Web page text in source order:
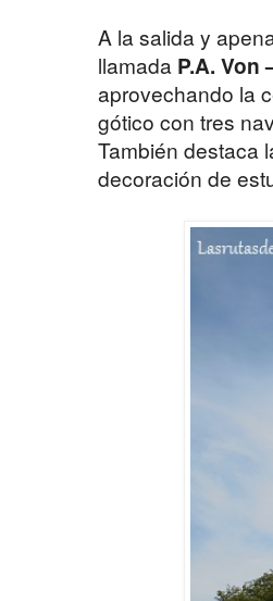
A la salida y
llamada P.A. Von
aprovechando la
gótico con tres
También destaca
decoración de